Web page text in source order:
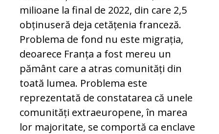
milioane la final de 2022, din care 2,5
obținuseră deja cetățenia franceză.
Problema de fond nu este migrația,
deoarece Franța a fost mereu un
pământ care a atras comunități din
toată lumea. Problema este
reprezentată de constatarea că unele
comunități extraeuropene, în marea
lor majoritate, se comportă ca enclave